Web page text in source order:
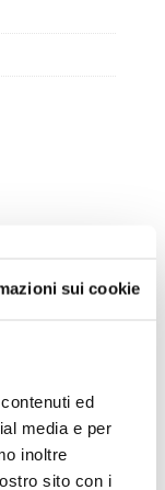
sui cookie
ed
media e per
inoltre
sito con i
DISPONIBILITÀ